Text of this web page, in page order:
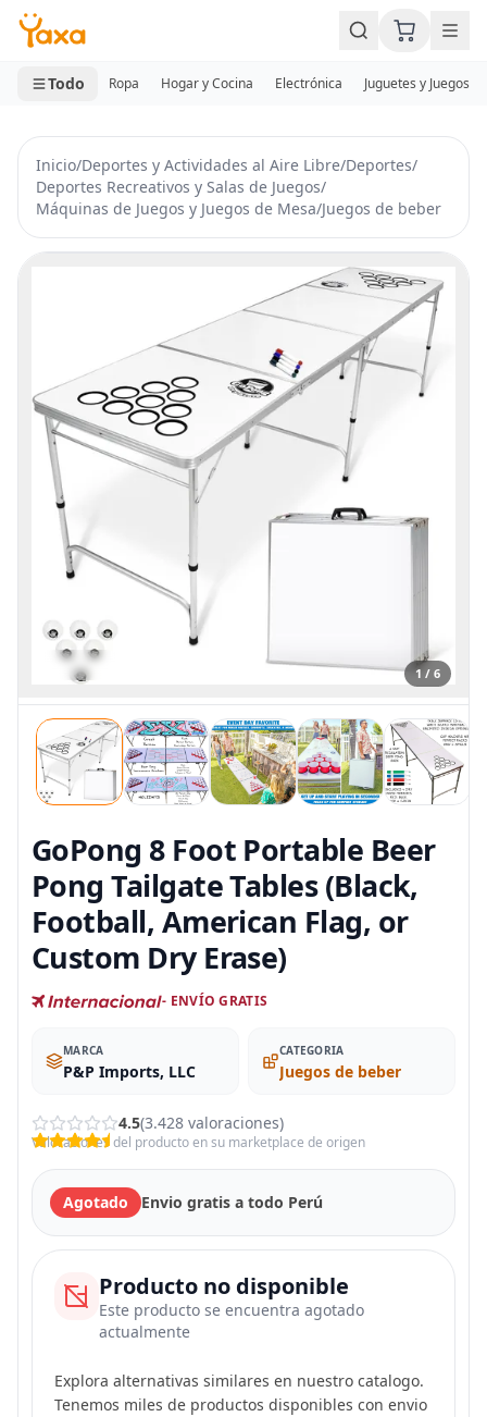
MINI CARRITO
0 productos
Todo Ropa Hogar y Cocina Electrónica Juguetes y Juegos
Inicio/Deportes y Actividades al Aire Libre/Deportes/
Deportes Recreativos y Salas de Juegos/
Máquinas de Juegos y Juegos de Mesa/Juegos de beber
1 / 6
GoPong 8 Foot Portable Beer
Pong Tailgate Tables (Black,
Football, American Flag, or
Custom Dry Erase)
- ENVÍO GRATIS
MARCA
‎P&P Imports, LLC
CATEGORIA
Juegos de beber
4.5(3.428 valoraciones)
Valoraciones del producto en su marketplace de origen
Agotado Envio gratis a todo Perú
Producto no disponible
Este producto se encuentra agotado
actualmente
Explora alternativas similares en nuestro catalogo.
Tenemos miles de productos disponibles con envio